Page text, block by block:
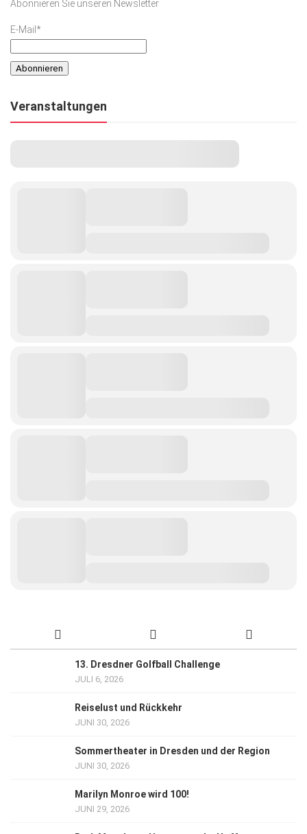
Lifestyle
Ausflug & Reise
Abonnieren Sie unseren Newsletter
E-Mail*
Veranstaltungen
13. Dresdner Golfball Challenge
JULI 6, 2026
Reiselust und Rückkehr
JUNI 30, 2026
Sommertheater in Dresden und der Region
JUNI 30, 2026
Marilyn Monroe wird 100!
JUNI 29, 2026